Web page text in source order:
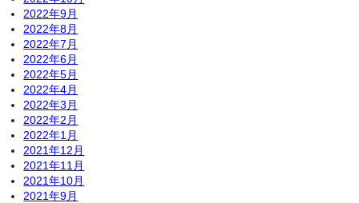
2022年9月
2022年8月
2022年7月
2022年6月
2022年5月
2022年4月
2022年3月
2022年2月
2022年1月
2021年12月
2021年11月
2021年10月
2021年9月